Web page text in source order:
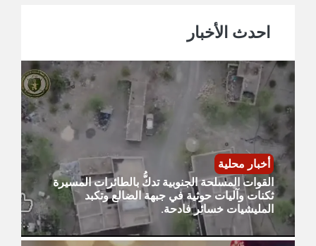
احدث الأخبار
أخبار محلية
القوات المسلحة الجنوبية تدكُّ بالطائرات المسيرة
ثكنات وآليات حوثية في جبهة الضالع وتكبد
المليشيات خسائر فادحة.